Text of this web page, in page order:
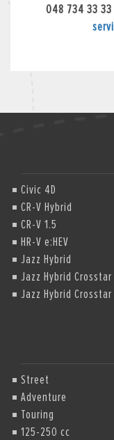
048 734 33
Civic 4D
CR-V Hybrid
CR-V 1.5
HR-V e:HEV
Jazz Hybrid
Jazz Hybrid Crosstar
Jazz Hybrid
Street
Adventure
Touring
125-250 cc